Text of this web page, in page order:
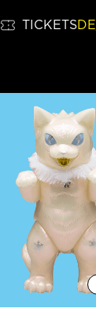
TICKETSDE